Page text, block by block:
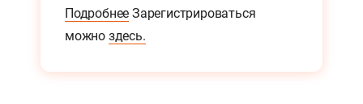
Подробнее Зарегистрироваться
можно здесь.